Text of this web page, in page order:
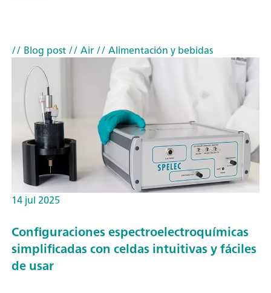
// Blog post// Air// Alimentación y bebidas
14 jul 2025
Configuraciones espectroelectroquímicas
simplificadas con celdas intuitivas y fáciles
de usar